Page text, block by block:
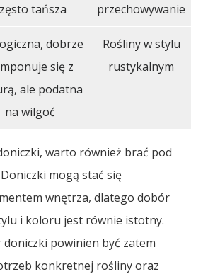
tańsza przechowywanie
dobrze
się z
ale podatna
na wilgoć
Rośliny w stylu
rustykalnym
warto również brać pod
mogą stać się
wnętrza, dlatego dobór
i koloru jest równie istotny.
powinien być zatem
konkretnej rośliny oraz